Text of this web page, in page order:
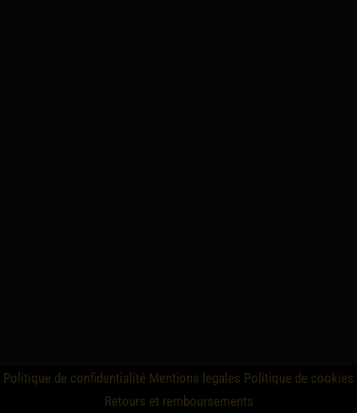
Politique de confidentialité Mentions legales Politique de cookies
Retours et remboursements